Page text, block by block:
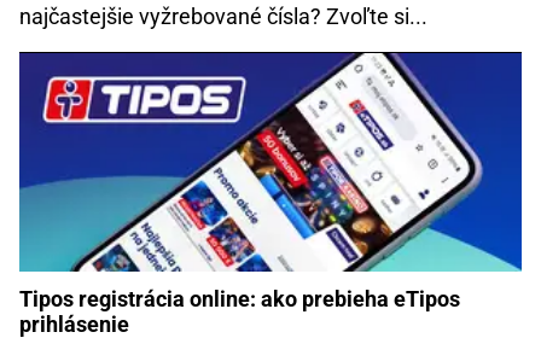
najčastejšie vyžrebované čísla? Zvoľte si...
Tipos registrácia online: ako prebieha eTipos
prihlásenie